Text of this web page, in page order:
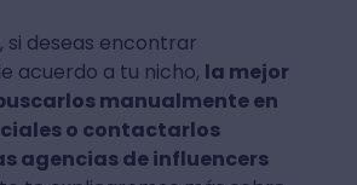
si deseas encontrar
acuerdo a tu nicho, la mejor
manualmente en
o contactarlos
agencias de influencers